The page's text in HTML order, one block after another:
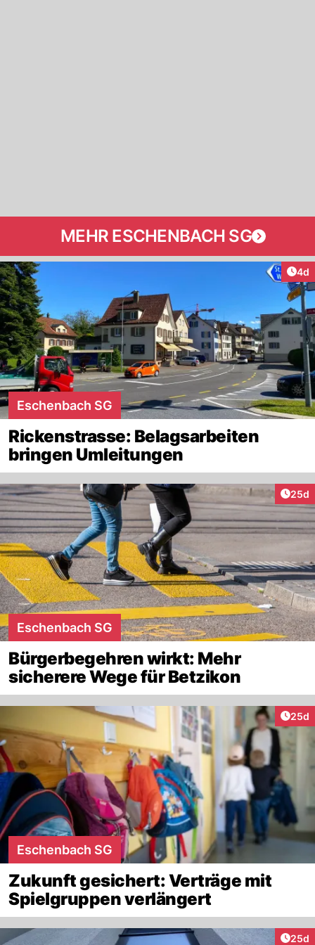
MEHR ESCHENBACH SG
4d
Eschenbach SG
Rickenstrasse: Belagsarbeiten
bringen Umleitungen
25d
Eschenbach SG
Bürgerbegehren wirkt: Mehr
sicherere Wege für Betzikon
25d
Eschenbach SG
Zukunft gesichert: Verträge mit
Spielgruppen verlängert
25d